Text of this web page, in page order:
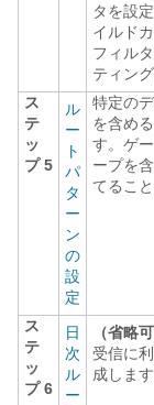
タを設
イルド
フィル
ティング
ス
テ
ッ
プ 5
ル
ー
ト
パ
タ
ー
ン
の
設
定
特定の
を含め
す。ゲ
ープを
てるこ
ス
テ
ッ
プ 6
日
次
ル
ー
（省略可
受信に
成します